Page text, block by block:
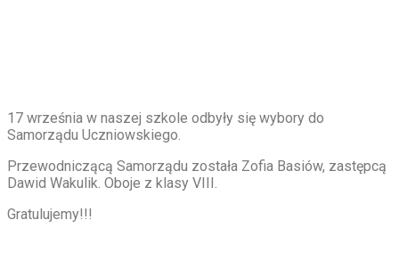
17 września w naszej szkole odbyły się wybory do
Samorządu Uczniowskiego.
Przewodniczącą Samorządu została Zofia Basiów, zastępcą
Dawid Wakulik. Oboje z klasy VIII.
Gratulujemy!!!